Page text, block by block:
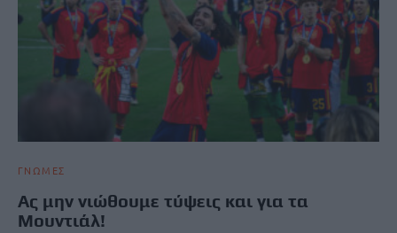
ΓΝΩΜΕΣ
Ας μην νιώθουμε τύψεις και για τα
Μουντιάλ!